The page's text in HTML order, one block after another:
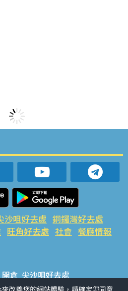
沙咀好去處 銅鑼灣好去處
旺角好去處 社會 餐廳情報
開倉 尖沙咀好去處
荃灣好去處 旺角好去處 社會
改善您的網站體驗，請確定您同意